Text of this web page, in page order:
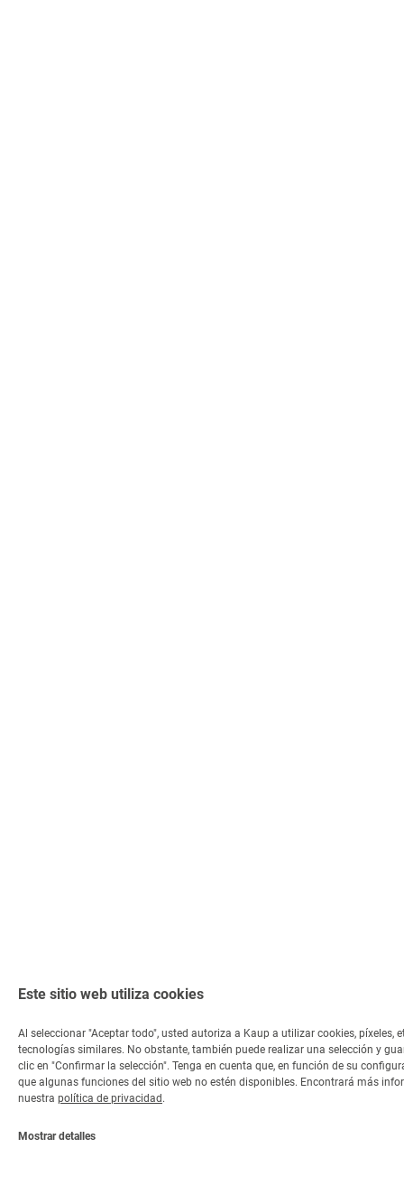
Este sitio web utiliza cookies
Al seleccionar "Aceptar todo", usted autoriza a Kaup a utilizar cookies, píxeles,
tecnologías similares. No obstante, también puede realizar una selección y
clic en "Confirmar la selección". Tenga en cuenta que, en función de su
que algunas funciones del sitio web no estén disponibles. Encontrará más
nuestra política de privacidad .
Mostrar detalles